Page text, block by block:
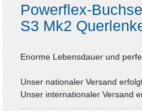
Powerflex-
S3 Mk2
Enorme Lebensdauer und
Unser nationaler Versand
Unser internationaler Versand